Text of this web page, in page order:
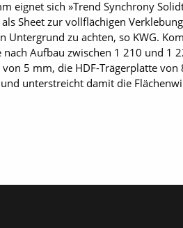
eignet sich »Trend Synchrony
Sheet zur vollflächigen
Untergrund zu achten, so KWG.
nach Aufbau zwischen 1 210 und
von 5 mm, die HDF-Trägerplatte
unterstreicht damit die